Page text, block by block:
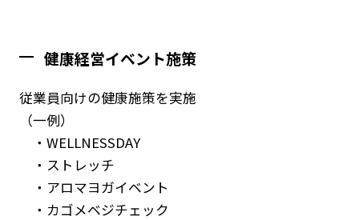
健康経営イベント施策
従業員向けの健康施策を実施
（一例）
・WELLNESSDAY
・ストレッチ
・アロマヨガイベント
・カゴメベジチェック